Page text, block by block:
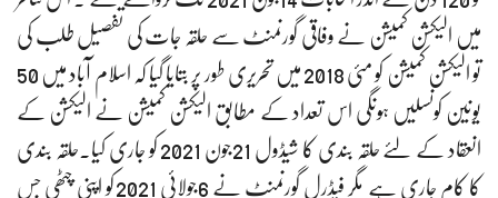
میں الیکشن کمیشن نے وفاقی گورنمنٹ سے حلقہ جات کی تفصیل طلب کی
تو الیکشن کمیشن کو مئی 2018 میں تحریری طور پر بتایا گیا کہ اسلام آباد میں 50
یونین کونسلیں ہونگی اس تعداد کے مطابق الیکشن کمیشن نے الیکشن کے
انعقاد کے لئے حلقہ بندی کا شیڈول 21جون 2021 کو جاری کیا۔حلقہ بندی
کا کام جاری ہے مگر فیڈرل گورنمنٹ نے 6جولائی 2021کو اپنی چٹھی جس